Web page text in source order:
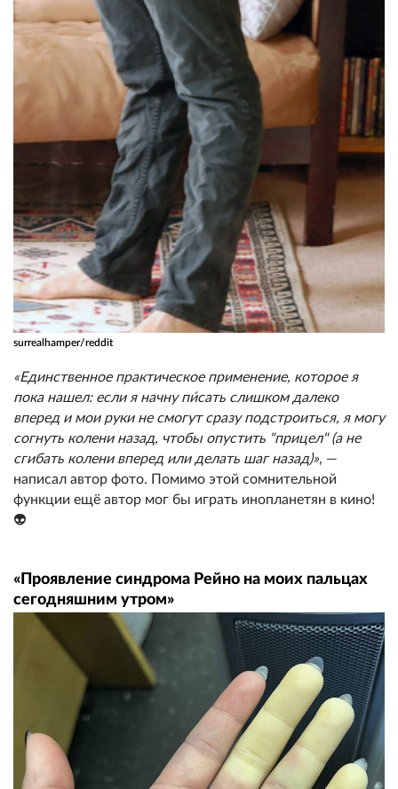
surrealhamper/reddit
«Единственное практическое применение, которое я
пока нашел: если я начну пи́сать слишком далеко
вперед и мои руки не смогут сразу подстроиться, я могу
согнуть колени назад, чтобы опустить "прицел" (а не
сгибать колени вперед или делать шаг назад)», —
написал автор фото. Помимо этой сомнительной
функции ещё автор мог бы играть инопланетян в кино!
👽
«Проявление синдрома Рейно на моих пальцах
сегодняшним утром»